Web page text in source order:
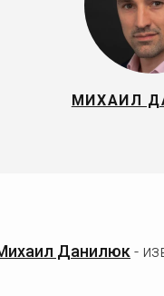
МИХАИЛ
Данилюк -